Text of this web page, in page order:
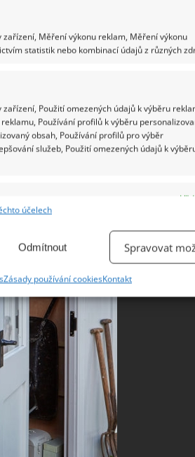
Měření výkonu reklam, Měření výkonu
statistik nebo kombinací údajů z různých
Použití omezených údajů k výběru
Používání profilů k výběru
obsah, Používání profilů pro výběr
služeb, Použití omezených údajů k
přenášených informací.
a zjišťování podvodů a
zobrazování reklamy a obsahu,
osobních údajů.
účelech
Odmítnout Spravovat
Zásady používání cookiesKontakt
světlomety z chromu
zvolte raději příjemnější